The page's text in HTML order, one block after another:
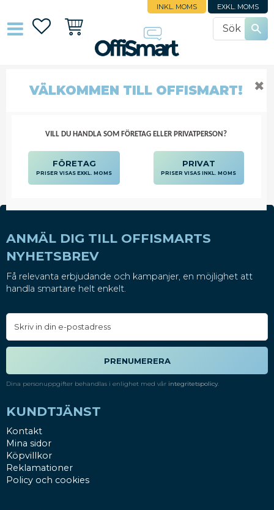
INKL. MOMS EXKL. MOMS
FavoriterKundvagn
MOTORIK KLÄTTERSTÄLLNING
MOTORIK KLÄTTERSTÄLLNING
ANMÄL DIG TILL OFFISMARTS
NYHETSBREV
Få relevanta erbjudande och kampanjer, en möjlighet att
handla smartare helt enkelt.
PRENUMERERA
Dina personuppgifter behandlas i enlighet med vår integritetspolicy.
KUNDTJÄNST
Kontakt
Mina sidor
Köpvillkor
Reklamationer
Policy och cookies
VÄLKOMMEN TILL OFFISMART!
VILL DU HANDLA SOM FÖRETAG ELLER PRIVATPERSON?
FÖRETAG
PRISER VISAS EXKL. MOMS
PRIVAT
PRISER VISAS INKL. MOMS
✖